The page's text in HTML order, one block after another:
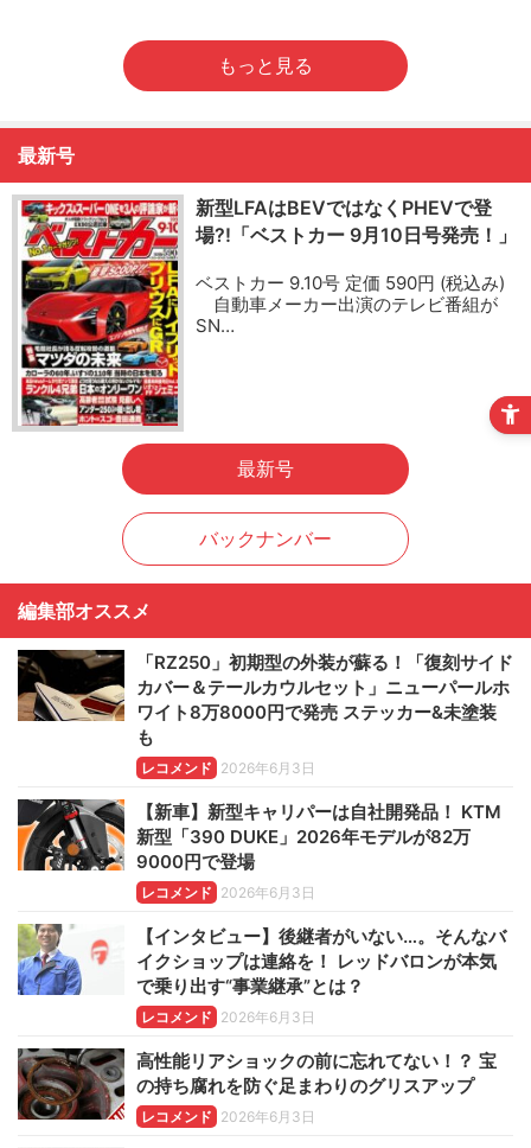
もっと見る
最新号
新型LFAはBEVではなくPHEVで登
場?!「ベストカー 9月10日号発売！」
ベストカー 9.10号 定価 590円 (税込み)
自動車メーカー出演のテレビ番組が
SN…
最新号
バックナンバー
編集部オススメ
「RZ250」初期型の外装が蘇る！「復刻サイド
カバー＆テールカウルセット」ニューパールホ
ワイト8万8000円で発売 ステッカー&未塗装
も
レコメンド 2026年6月3日
【新車】新型キャリパーは自社開発品！ KTM
新型「390 DUKE」2026年モデルが82万
9000円で登場
レコメンド 2026年6月3日
【インタビュー】後継者がいない…。そんなバ
イクショップは連絡を！ レッドバロンが本気
で乗り出す“事業継承”とは？
レコメンド 2026年6月3日
高性能リアショックの前に忘れてない！？ 宝
の持ち腐れを防ぐ足まわりのグリスアップ
レコメンド 2026年6月3日